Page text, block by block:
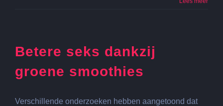
Betere seks dankzij
groene smoothies
Verschillende onderzoeken hebben aangetoond dat